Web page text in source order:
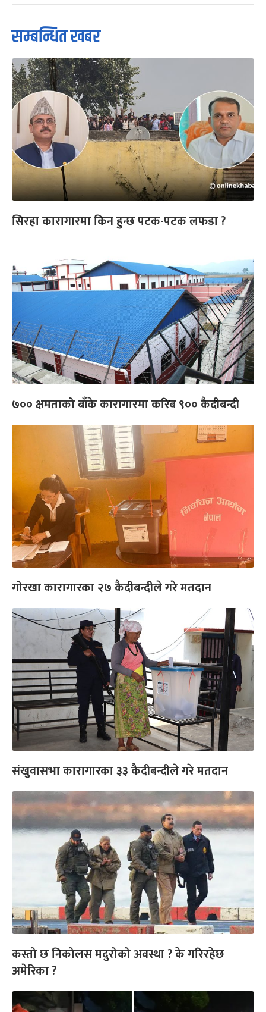
सम्बन्धित खबर
सिरहा कारागारमा किन हुन्छ पटक-पटक लफडा ?
७०० क्षमताको बाँके कारागारमा करिब ९०० कैदीबन्दी
गोरखा कारागारका २७ कैदीबन्दीले गरे मतदान
संखुवासभा कारागारका ३३ कैदीबन्दीले गरे मतदान
कस्तो छ निकोलस मदुरोको अवस्था ? के गरिरहेछ
अमेरिका ?